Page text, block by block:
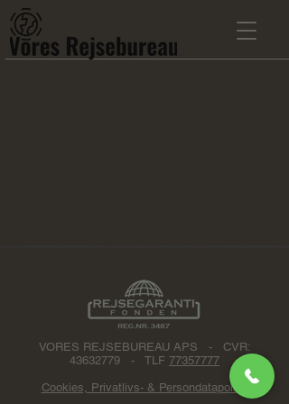
VORES REJSEBUREAU APS - CVR:
43632779 - TLF 77357777
Cookies, Privatlivs- & Persondatapolitik